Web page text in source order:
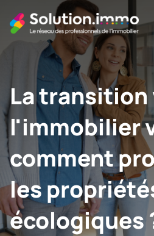
La transition
l'immobilier
comment
les
écologiques